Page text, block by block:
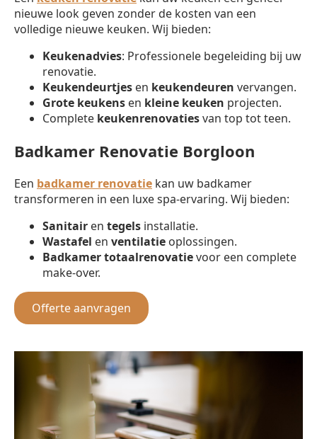
nieuwe look geven zonder de kosten van een
volledige nieuwe keuken. Wij bieden:
Keukenadvies: Professionele begeleiding bij uw
renovatie.
Keukendeurtjes en keukendeuren vervangen.
Grote keukens en kleine keuken projecten.
Complete keukenrenovatiesvan top tot teen.
Badkamer Renovatie Borgloon
Een badkamer renovatie kan uw badkamer
transformeren in een luxe spa-ervaring. Wij bieden:
Sanitair en tegels installatie.
Wastafel en ventilatie oplossingen.
Badkamer totaalrenovatievoor een complete
make-over.
Offerte aanvragen